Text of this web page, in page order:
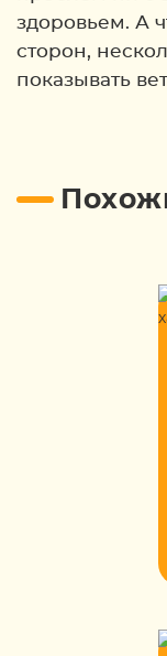
здоровьем. А
сторон,
показывать